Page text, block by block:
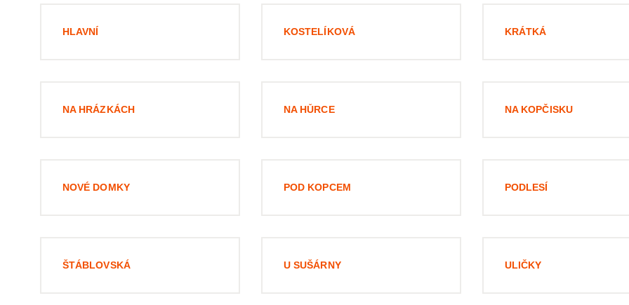
HLAVNÍ KOSTELÍKOVÁ KRÁTKÁ
NA HRÁZKÁCH NA HŮRCE NA KOPČISKU
NOVÉ DOMKY POD KOPCEM PODLESÍ
ŠTÁBLOVSKÁ U SUŠÁRNY ULIČKY